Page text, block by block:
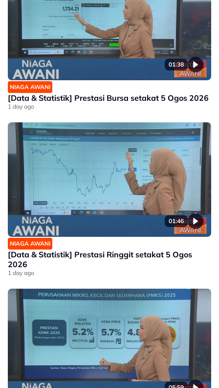
01:38
NIAGA AWANI
[Data & Statistik] Prestasi Bursa setakat 5 Ogos 2026
1 day ago
01:46
NIAGA AWANI
[Data & Statistik] Prestasi Ringgit setakat 5 Ogos
2026
1 day ago